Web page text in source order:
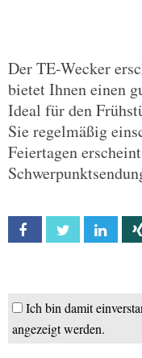
Der TE-Wecker
bietet Ihnen einen
Ideal für den
Sie regelmäßig
Feiertagen
Facebook Twitter
Ich bin damit
angezeigt werden.